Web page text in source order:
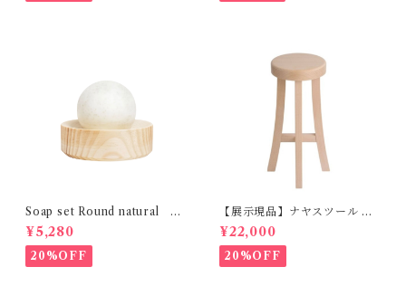
Soap set Round natural H
ETKINEN
¥5,280
20%OFF
【展示現品】ナヤスツール M
GREENHOLT
¥22,000
20%OFF